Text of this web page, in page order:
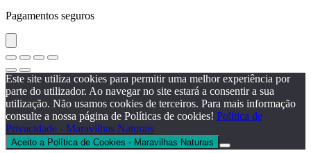
Pagamentos seguros
Este site utiliza cookies para permitir uma melhor experiência por
parte do utilizador. Ao navegar no site estará a consentir a sua
utilização. Não usamos cookies de terceiros. Para mais informação
consulte a nossa página de Políticas de cookies! Política de
Privacidade - Maravilhas Naturais
Aceito a Política de Cookies - Maravilhas Naturais